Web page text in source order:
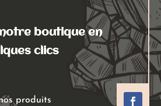
boutique en
clics
produits